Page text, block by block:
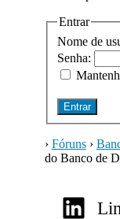
Entrar
Nome de
Senha:
Entrar
› Fóruns ›
do Banco de